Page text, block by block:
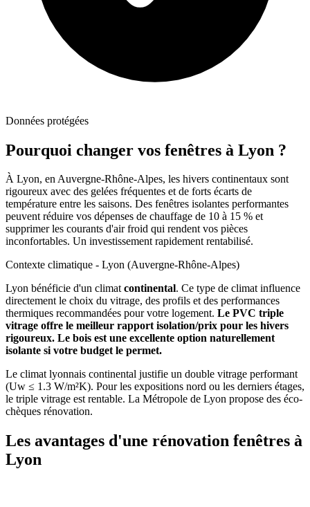
Données protégées
Pourquoi changer vos fenêtres à Lyon ?
À Lyon, en Auvergne-Rhône-Alpes, les hivers continentaux sont
rigoureux avec des gelées fréquentes et de forts écarts de
température entre les saisons. Des fenêtres isolantes performantes
peuvent réduire vos dépenses de chauffage de 10 à 15 % et
supprimer les courants d'air froid qui rendent vos pièces
inconfortables. Un investissement rapidement rentabilisé.
Contexte climatique - Lyon (Auvergne-Rhône-Alpes)
Lyon bénéficie d'un climat continental. Ce type de climat influence
directement le choix du vitrage, des profils et des performances
thermiques recommandées pour votre logement. Le PVC triple
vitrage offre le meilleur rapport isolation/prix pour les hivers
rigoureux. Le bois est une excellente option naturellement
isolante si votre budget le permet.
Le climat lyonnais continental justifie un double vitrage performant
(Uw ≤ 1.3 W/m²K). Pour les expositions nord ou les derniers étages,
le triple vitrage est rentable. La Métropole de Lyon propose des éco-
chèques rénovation.
Les avantages d'une rénovation fenêtres à
Lyon